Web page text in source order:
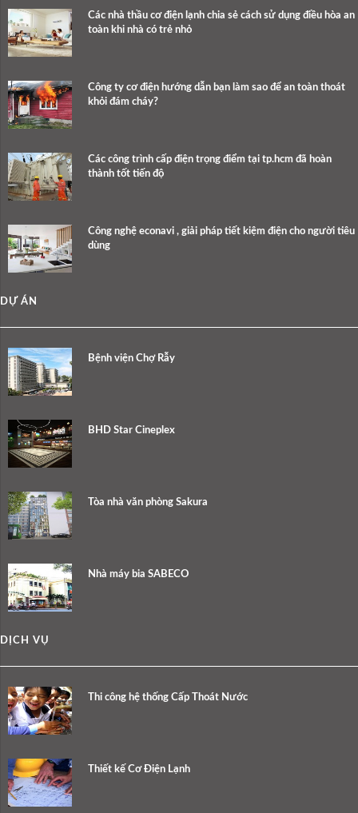
Các nhà thầu cơ điện lạnh chia sẻ cách sử dụng điều hòa an
toàn khi nhà có trẻ nhỏ
Công ty cơ điện hướng dẫn bạn làm sao để an toàn thoát
khỏi đám cháy?
Các công trình cấp điện trọng điểm tại tp.hcm đã hoàn
thành tốt tiến độ
Công nghệ econavi , giải pháp tiết kiệm điện cho người tiêu
dùng
DỰ ÁN
Bệnh viện Chợ Rẫy
BHD Star Cineplex
Tòa nhà văn phòng Sakura
Nhà máy bia SABECO
DỊCH VỤ
Thi công hệ thống Cấp Thoát Nước
Thiết kế Cơ Điện Lạnh